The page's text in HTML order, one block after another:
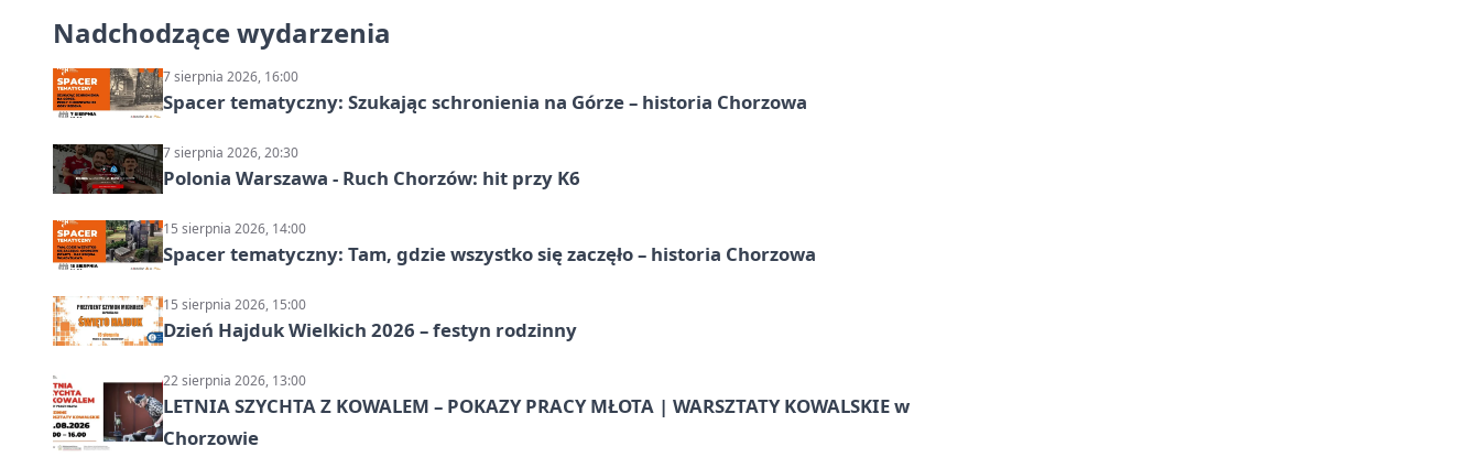
Nadchodzące wydarzenia
7 sierpnia 2026, 16:00
Spacer tematyczny: Szukając schronienia na Górze – historia Chorzowa
7 sierpnia 2026, 20:30
Polonia Warszawa - Ruch Chorzów: hit przy K6
15 sierpnia 2026, 14:00
Spacer tematyczny: Tam, gdzie wszystko się zaczęło – historia Chorzowa
15 sierpnia 2026, 15:00
Dzień Hajduk Wielkich 2026 – festyn rodzinny
22 sierpnia 2026, 13:00
LETNIA SZYCHTA Z KOWALEM – POKAZY PRACY MŁOTA | WARSZTATY KOWALSKIE w
Chorzowie